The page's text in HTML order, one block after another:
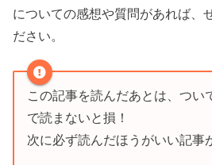
についての感想や質問があれば、
ださい。
この記事を読んだあとは、つい
で読まないと損！
次に必ず読んだほうがいい記事